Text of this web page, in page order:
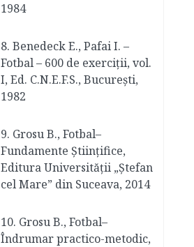
1984
8. Benedeck E., Pafai I. –
Fotbal – 600 de exerciţii, vol.
I, Ed. C.N.E.F.S., Bucureşti,
1982
9. Grosu B., Fotbal–
Fundamente Ştiinţifice,
Editura Universităţii „Ştefan
cel Mare” din Suceava, 2014
10. Grosu B., Fotbal–
Îndrumar practico-metodic,